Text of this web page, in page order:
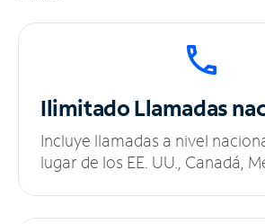
IlimitadoLlamadas
Incluye llamadas a nivel
lugar de los EE. UU., Canadá,